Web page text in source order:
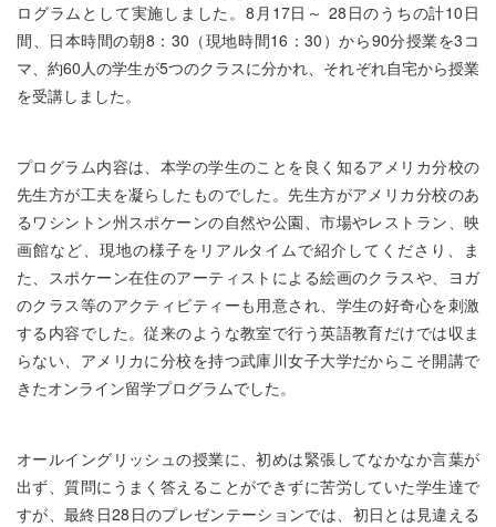
ログラムとして実施しました。8月17日～ 28日のうちの計10日
間、日本時間の朝8：30（現地時間16：30）から90分授業を3コ
マ、約60人の学生が5つのクラスに分かれ、それぞれ自宅から授業
を受講しました。
プログラム内容は、本学の学生のことを良く知るアメリカ分校の
先生方が工夫を凝らしたものでした。先生方がアメリカ分校のあ
るワシントン州スポケーンの自然や公園、市場やレストラン、映
画館など、現地の様子をリアルタイムで紹介してくださり、ま
た、スポケーン在住のアーティストによる絵画のクラスや、ヨガ
のクラス等のアクティビティーも用意され、学生の好奇心を刺激
する内容でした。従来のような教室で行う英語教育だけでは収ま
らない、アメリカに分校を持つ武庫川女子大学だからこそ開講で
きたオンライン留学プログラムでした。
オールイングリッシュの授業に、初めは緊張してなかなか言葉が
出ず、質問にうまく答えることができずに苦労していた学生達で
すが、最終日28日のプレゼンテーションでは、初日とは見違える